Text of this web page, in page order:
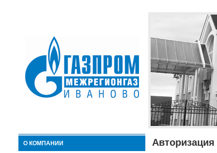
О КОМПАНИИ Авторизация